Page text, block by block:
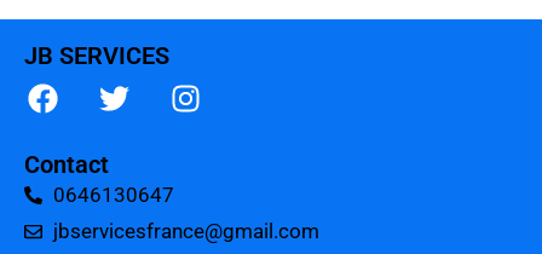
JB SERVICES
Contact
0646130647
jbservicesfrance@gmail.com